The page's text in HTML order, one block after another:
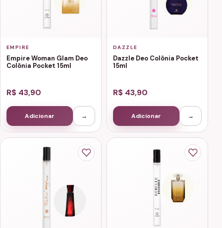
EMPIRE
Empire Woman Glam Deo
Colônia Pocket 15ml
R$ 43,90
Adicionar →
DAZZLE
Dazzle Deo Colônia Pocket
15ml
R$ 43,90
Adicionar →